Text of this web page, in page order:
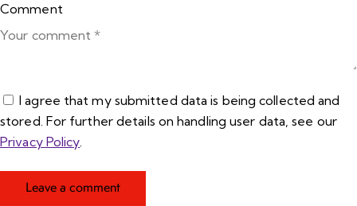
Comment
I agree that my submitted data is being collected and
stored. For further details on handling user data, see our
Privacy Policy